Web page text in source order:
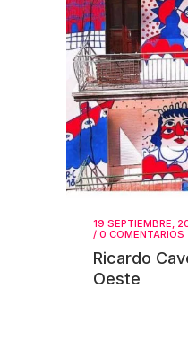
19 SEPTIEMBRE,
/ 0 COMENTARIOS
Ricardo
Oeste